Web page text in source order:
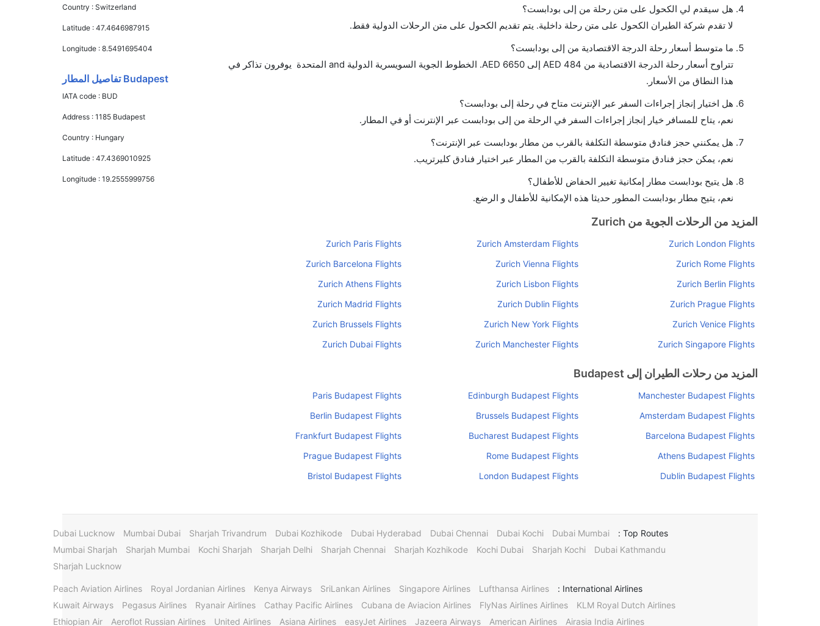
هل سيقدم لي الكحول على متن رحلة من إلى بودابست؟
لا تقدم شركة الطيران الكحول على متن رحلة داخلية. يتم تقديم الكحول على متن الرحلات الدولية فقط.
ما متوسط أسعار رحلة الدرجة الاقتصادية من إلى بودابست؟
تتراوح أسعار رحلة الدرجة الاقتصادية من AED 484 إلى AED 6650. الخطوط الجوية السويسرية الدولية and المتحدة يوفرون تذاكر في
هذا النطاق من الأسعار.
هل اختيار إنجاز إجراءات السفر عبر الإنترنت متاح في رحلة إلى بودابست؟
نعم، يتاح للمسافر خيار إنجاز إجراءات السفر في الرحلة من إلى بودابست عبر الإنترنت أو في المطار.
هل يمكنني حجز فنادق متوسطة التكلفة بالقرب من مطار بودابست عبر الإنترنت؟
نعم، يمكن حجز فنادق متوسطة التكلفة بالقرب من المطار عبر اختيار فنادق كليرتريب.
هل يتيح بودابست مطار إمكانية تغيير الحفاض للأطفال؟
نعم، يتيح مطار بودابست المطور حديثا هذه الإمكانية للأطفال و الرضع.
المزيد من الرحلات الجوية من Zurich
Zurich London Flights
Zurich Amsterdam Flights
Zurich Paris Flights
Zurich Rome Flights
Zurich Vienna Flights
Zurich Barcelona Flights
Zurich Berlin Flights
Zurich Lisbon Flights
Zurich Athens Flights
Zurich Prague Flights
Zurich Dublin Flights
Zurich Madrid Flights
Zurich Venice Flights
Zurich New York Flights
Zurich Brussels Flights
Zurich Singapore Flights
Zurich Manchester Flights
Zurich Dubai Flights
المزيد من رحلات الطيران إلى Budapest
Manchester Budapest Flights
Edinburgh Budapest Flights
Paris Budapest Flights
Amsterdam Budapest Flights
Brussels Budapest Flights
Berlin Budapest Flights
Barcelona Budapest Flights
Bucharest Budapest Flights
Frankfurt Budapest Flights
Athens Budapest Flights
Rome Budapest Flights
Prague Budapest Flights
Dublin Budapest Flights
London Budapest Flights
Bristol Budapest Flights
Country :Switzerland
Latitude :47.4646987915
Longitude :8.5491695404
Budapest تفاصيل المطار
IATA code : BUD
Address :1185 Budapest
Country : Hungary
Latitude :47.4369010925
Longitude :19.2555999756
Top Routes :
Dubai Mumbai
Dubai Kochi
Dubai Chennai
Dubai Hyderabad
Dubai Kozhikode
Sharjah Trivandrum
Mumbai Dubai
Dubai Lucknow
Dubai Kathmandu
Sharjah Kochi
Kochi Dubai
Sharjah Kozhikode
Sharjah Chennai
Sharjah Delhi
Kochi Sharjah
Sharjah Mumbai
Mumbai Sharjah
Sharjah Lucknow
International Airlines :
Lufthansa Airlines
Singapore Airlines
SriLankan Airlines
Kenya Airways
Royal Jordanian Airlines
Peach Aviation Airlines
KLM Royal Dutch Airlines
FlyNas Airlines Airlines
Cubana de Aviacion Airlines
Cathay Pacific Airlines
Ryanair Airlines
Pegasus Airlines
Kuwait Airways
Airasia India Airlines
American Airlines
Jazeera Airways
easyJet Airlines
Asiana Airlines
United Airlines
Aeroflot Russian Airlines
Ethiopian Air